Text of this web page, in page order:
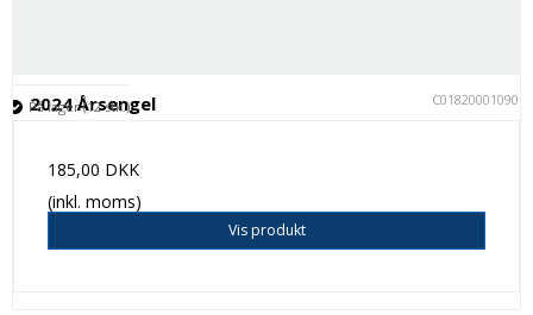
2024 Årsengel C018200010901
På lager (12 stk.)
185,00 DKK
(inkl. moms)
Vis produkt